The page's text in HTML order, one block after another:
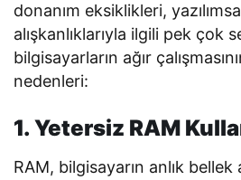
donanım eksiklikleri,
alışkanlıklarıyla ilgili pek çok
bilgisayarların ağır
nedenleri:
1. Yetersiz RAM
RAM, bilgisayarın anlık bellek